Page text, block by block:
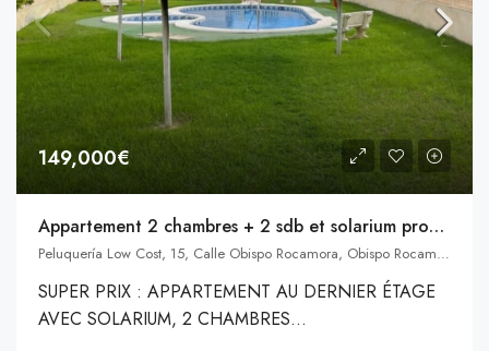
149,000€
Appartement 2 chambres + 2 sdb et solarium proche de la plage
Peluquería Low Cost, 15, Calle Obispo Rocamora, Obispo Rocamora, Orihuela, el Baix Segura / La Vega Baja del Segura, Alacant / Alicante, Valencian Community, 03300, Spain, Communauté valencienne
SUPER PRIX : APPARTEMENT AU DERNIER ÉTAGE
AVEC SOLARIUM, 2 CHAMBRES...